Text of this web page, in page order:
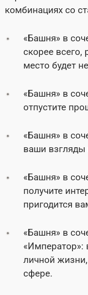
комбинациях со
«Башня» в
скорее всего,
место будет
«Башня» в
отпустите
«Башня» в
ваши взгляды
«Башня» в
получите
пригодится
«Башня» в
«Император»:
личной
сфере.